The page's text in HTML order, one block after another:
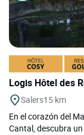
Logis Hôtel des
Salers15 km
En el corazón del
Cantal, descubra